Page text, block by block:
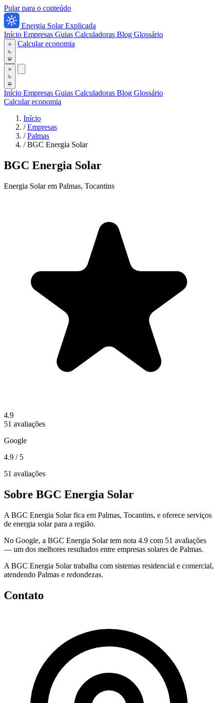
Pular para o conteúdo
Energia Solar Explicada
Início Empresas Guias Calculadoras Blog Glossário
Calcular economia
Início Empresas Guias Calculadoras Blog Glossário
Calcular economia
Início
/ Empresas
/ Palmas
/ BGC Energia Solar
BGC Energia Solar
Energia Solar em Palmas, Tocantins
4.9
51 avaliações
Google
4.9 / 5
51 avaliações
Sobre BGC Energia Solar
A BGC Energia Solar fica em Palmas, Tocantins, e oferece serviços
de energia solar para a região.
No Google, a BGC Energia Solar tem nota 4.9 com 51 avaliações
— um dos melhores resultados entre empresas solares de Palmas.
A BGC Energia Solar trabalha com sistemas residencial e comercial,
atendendo Palmas e redondezas.
Contato